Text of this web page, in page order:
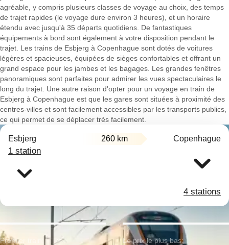
agréable, y compris plusieurs classes de voyage au choix, des temps
de trajet rapides (le voyage dure environ 3 heures), et un horaire
étendu avec jusqu'à 35 départs quotidiens. De fantastiques
équipements à bord sont également à votre disposition pendant le
trajet. Les trains de Esbjerg à Copenhague sont dotés de voitures
légères et spacieuses, équipées de sièges confortables et offrant un
grand espace pour les jambes et les bagages. Les grandes fenêtres
panoramiques sont parfaites pour admirer les vues spectaculaires le
long du trajet. Une autre raison d'opter pour un voyage en train de
Esbjerg à Copenhague est que les gares sont situées à proximité des
centres-villes et sont facilement accessibles par les transports publics,
ce qui permet de se déplacer très facilement.
Esbjerg 260 km Copenhague
1 station
4 stations
Premier train: Le prix le plus bas: